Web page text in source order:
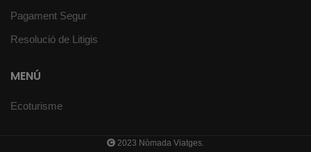
Pagament Segur
Resolució de Litigis
MENÚ
Ecoturisme
2023 Nòmada Viatges.